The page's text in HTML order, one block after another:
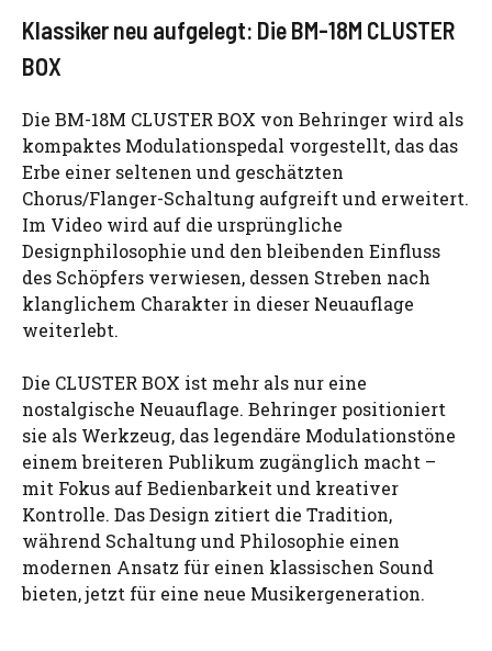
Klassiker neu aufgelegt: Die BM-18M CLUSTER
BOX
Die BM-18M CLUSTER BOX von Behringer wird als
kompaktes Modulationspedal vorgestellt, das das
Erbe einer seltenen und geschätzten
Chorus/Flanger-Schaltung aufgreift und erweitert.
Im Video wird auf die ursprüngliche
Designphilosophie und den bleibenden Einfluss
des Schöpfers verwiesen, dessen Streben nach
klanglichem Charakter in dieser Neuauflage
weiterlebt.
Die CLUSTER BOX ist mehr als nur eine
nostalgische Neuauflage. Behringer positioniert
sie als Werkzeug, das legendäre Modulationstöne
einem breiteren Publikum zugänglich macht –
mit Fokus auf Bedienbarkeit und kreativer
Kontrolle. Das Design zitiert die Tradition,
während Schaltung und Philosophie einen
modernen Ansatz für einen klassischen Sound
bieten, jetzt für eine neue Musikergeneration.